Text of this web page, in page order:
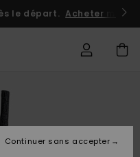
le départ. Acheter
Continuer sans accepter